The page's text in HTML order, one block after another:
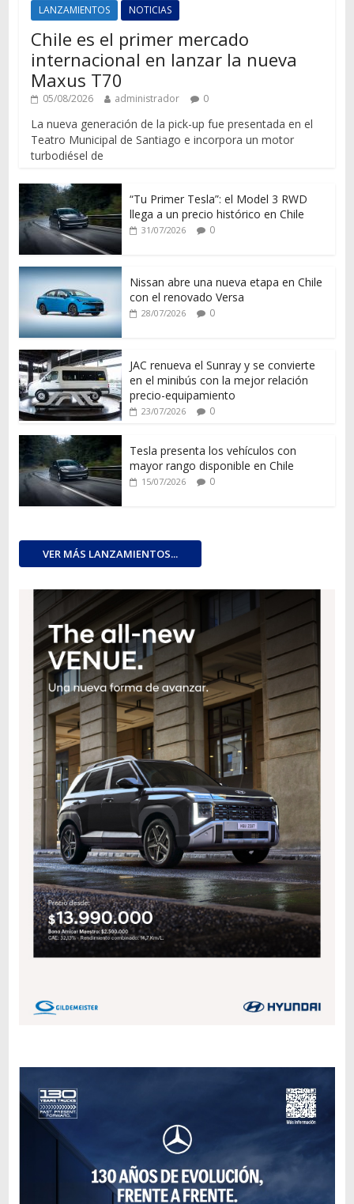
LANZAMIENTOS NOTICIAS
Chile es el primer mercado
internacional en lanzar la nueva
Maxus T70
05/08/2026 administrador 0
La nueva generación de la pick-up fue presentada en el
Teatro Municipal de Santiago e incorpora un motor
turbodiésel de
“Tu Primer Tesla”: el Model 3 RWD
llega a un precio histórico en Chile
31/07/2026 0
Nissan abre una nueva etapa en Chile
con el renovado Versa
28/07/2026 0
JAC renueva el Sunray y se convierte
en el minibús con la mejor relación
precio-equipamiento
23/07/2026 0
Tesla presenta los vehículos con
mayor rango disponible en Chile
15/07/2026 0
VER MÁS LANZAMIENTOS...